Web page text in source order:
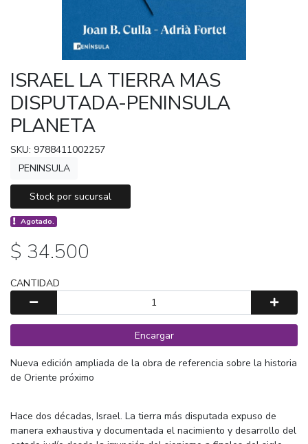
ISRAEL LA TIERRA MAS
DISPUTADA-PENINSULA
PLANETA
SKU: 9788411002257
PENINSULA
Stock por sucursal
Agotado.
$ 34.500
CANTIDAD
Encargar
Nueva edición ampliada de la obra de referencia sobre la historia
de Oriente próximo
Hace dos décadas, Israel. La tierra más disputada expuso de
manera exhaustiva y documentada el nacimiento y desarrollo del